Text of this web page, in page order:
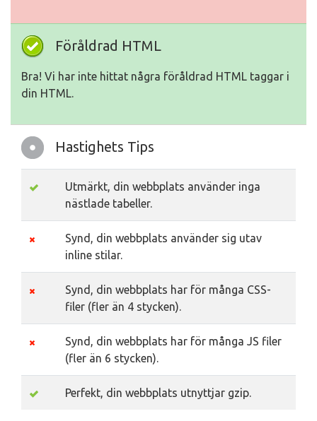
Föråldrad HTML
Bra! Vi har inte hittat några föråldrad HTML taggar i
din HTML.
Hastighets Tips
Utmärkt, din webbplats använder inga
nästlade tabeller.
Synd, din webbplats använder sig utav
inline stilar.
Synd, din webbplats har för många CSS-
filer (fler än 4 stycken).
Synd, din webbplats har för många JS filer
(fler än 6 stycken).
Perfekt, din webbplats utnyttjar gzip.